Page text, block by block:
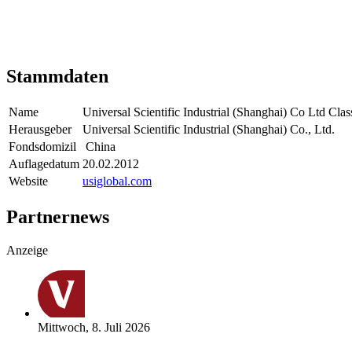
Stammdaten
Name
Universal Scientific Industrial (Shanghai) Co Ltd
Herausgeber
Universal Scientific Industrial (Shanghai) Co., Ltd.
Fondsdomizil
China
Auflagedatum 20.02.2012
Website
usiglobal.com
Partnernews
Anzeige
Mittwoch, 8. Juli 2026